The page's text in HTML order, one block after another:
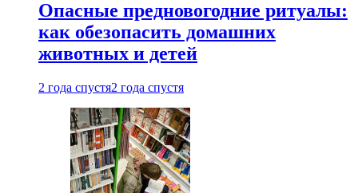
Опасные предновогодние ритуалы:
как обезопасить домашних
животных и детей
2 года спустя2 года спустя